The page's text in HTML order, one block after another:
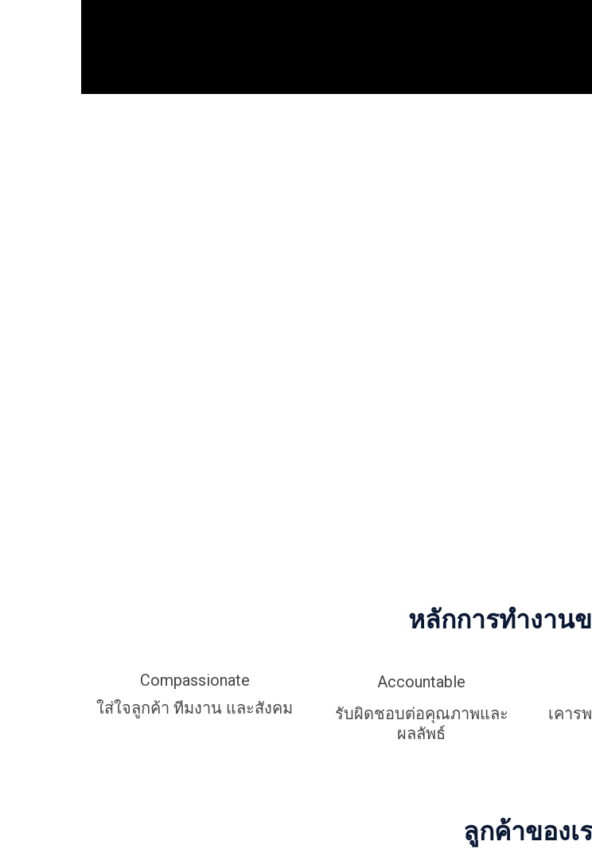
หลักการทำงาน
Compassionate
ใส่ใจลูกค้า ทีมงาน และสังคม
Accountable
รับผิดชอบต่อคุณภาพและ
ผลลัพธ์
เคาร
ลูกค้าของเ